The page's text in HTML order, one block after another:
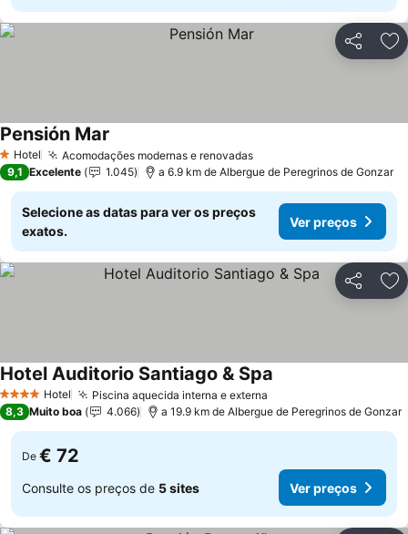
Partilhar
1 Estrelas
Hotel Acomodações modernas e renovadasVer preços
Pensión Mar
9,1 Excelente 1.045 a 6.9 km de Albergue de Peregrinos de Gonzar
Selecione as datas para ver os preços
exatos.
Ver preços
Partilhar
4 EstrelasHotel Piscina aquecida interna e externa
Hotel Auditorio Santiago & Spa
8,3 Muito boa 4.066 a 19.9 km de Albergue de Peregrinos de Gonzar
De € 72
Consulte os preços de 5 sites Ver preços